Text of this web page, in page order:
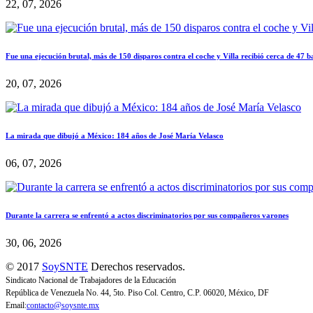
22, 07, 2026
Fue una ejecución brutal, más de 150 disparos contra el coche y Villa recibió cerca de 47
20, 07, 2026
La mirada que dibujó a México: 184 años de José María Velasco
06, 07, 2026
Durante la carrera se enfrentó a actos discriminatorios por sus compañeros varones
30, 06, 2026
© 2017 SoySNTE Derechos reservados.
Sindicato Nacional de Trabajadores de la Educación
República de Venezuela No. 44, 5to. Piso Col. Centro, C.P. 06020, México, DF
Email:contacto@soysnte.mx